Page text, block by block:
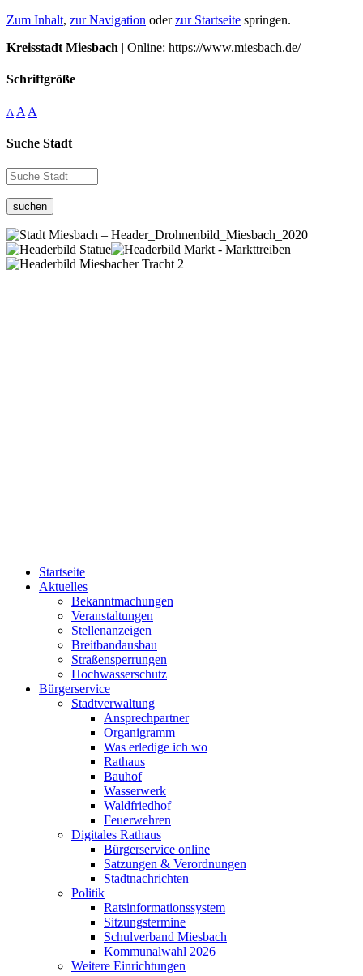
Zum Inhalt, zur Navigation oderzur Startseite springen.
Kreisstadt Miesbach | Online: https://www.miesbach.de/
Schriftgröße
A A A
Suche Stadt
suchen
Startseite
Aktuelles
Bekanntmachungen
Veranstaltungen
Stellenanzeigen
Breitbandausbau
Straßensperrungen
Hochwasserschutz
Bürgerservice
Stadtverwaltung
Ansprechpartner
Organigramm
Was erledige ich wo
Rathaus
Bauhof
Wasserwerk
Waldfriedhof
Feuerwehren
Digitales Rathaus
Bürgerservice online
Satzungen & Verordnungen
Stadtnachrichten
Politik
Ratsinformationssystem
Sitzungstermine
Schulverband Miesbach
Kommunalwahl 2026
Weitere Einrichtungen